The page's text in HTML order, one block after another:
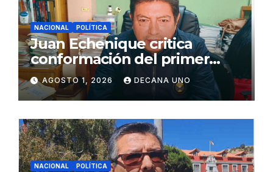
NACIONAL POLÍTICA
Juan Echenique critica
conformación del primer
gabinete ministerial de Keiko
Fujimori
AGOSTO 1, 2026 DECANA UNO
NACIONAL POLÍTICA